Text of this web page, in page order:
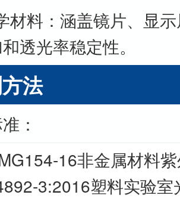
材料：涵盖镜片、显
透光率稳定性。
法
：
16非金属材料
3:2016塑料实验